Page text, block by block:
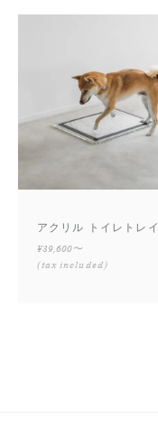
アクリル トイレトレイ
¥39,600〜
(tax included)